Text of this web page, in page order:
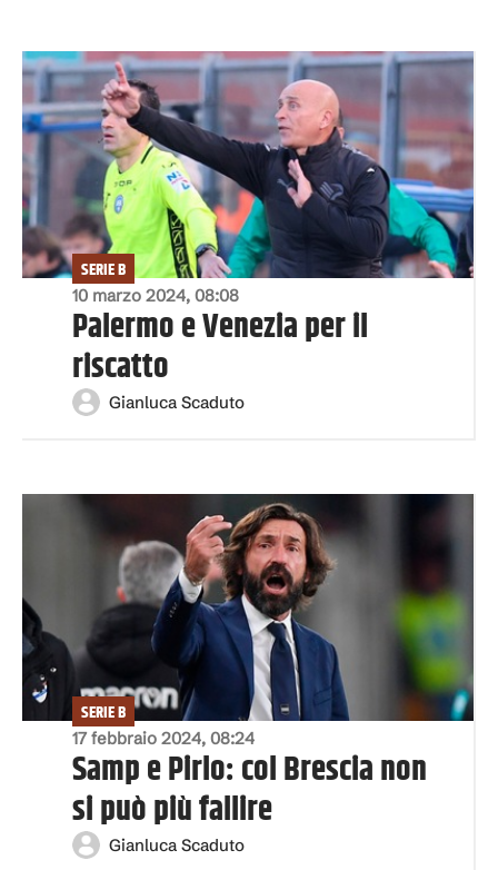
10 marzo 2024, 08:08
SERIE B
Palermo e Venezia per il
riscatto
Gianluca Scaduto
17 febbraio 2024, 08:24
SERIE B
Samp e Pirlo: col Brescia non
si può più fallire
Gianluca Scaduto